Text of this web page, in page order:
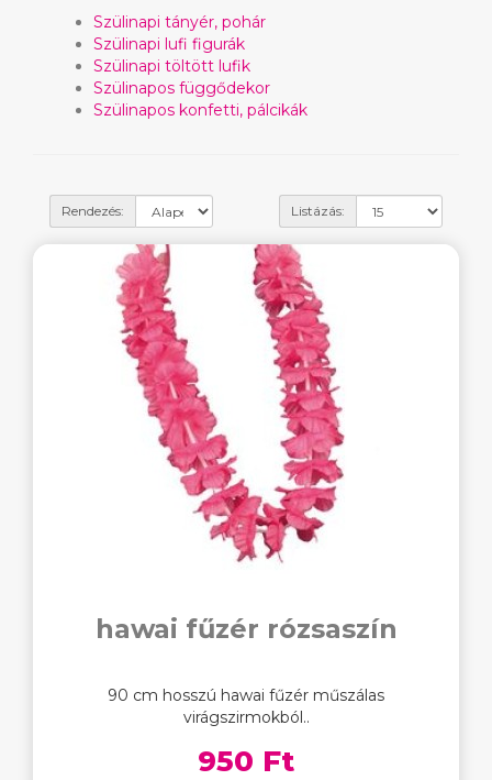
Szülinapi tányér, pohár
Szülinapi lufi figurák
Szülinapi töltött lufik
Szülinapos függődekor
Szülinapos konfetti, pálcikák
Rendezés: Listázás:
hawai fűzér rózsaszín
90 cm hosszú hawai fűzér műszálas
virágszirmokból..
950 Ft